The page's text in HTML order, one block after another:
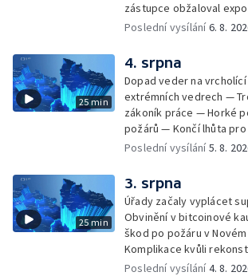
zástupce obžaloval
Péče o hospodářská
depozitu Vlastivědného
Zakládání nových
ze sociálních sítí
pro fotbalisty za korupci
Gebharda Blüchera
Poslední vysílání6. 8.
25 min
4. srpna
Dopad veder na
extrémních vedrech —
zákoník práce — Horké
požárů — Končí lhůta
kandidátních listin —
rozsudek v lihové kauze
zavraždění Václava III. v
unikátní rašeliny pro
Studánce — Výběr ze
Nový program pro léčbu
Olomoucké (nejen)
Poslední vysílání5. 8.
25 min
3. srpna
Úřady začaly vyplácet
Obvinění v bitcoinové
škod po požáru v
Komplikace kvůli
Nárůst zájmu o
Poslední vysílání4. 8.